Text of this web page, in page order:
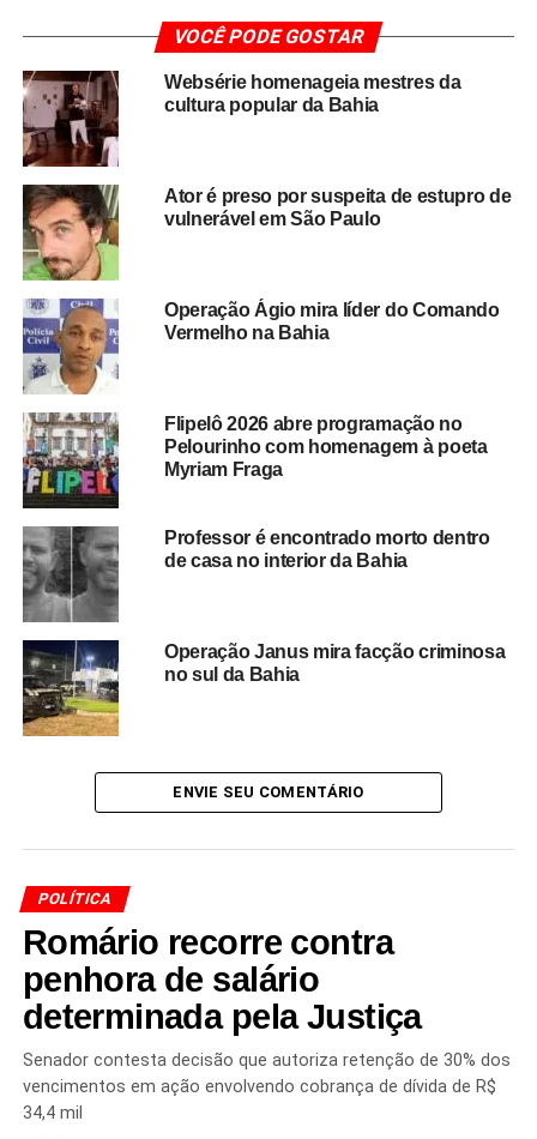
educação inclusiva na capital baiana e afeta famílias que
aguardavam a inauguração da unidade.
projetada para atender crianças com necessidades
específicas, ampliando a estrutura da rede municipal
de ensino voltada à inclusão.
A rescisão contratual também reacendeu o debate sobre
a execução de obras públicas e a gestão de
investimentos na área da educação. Para Augusto
Vasconcelos, é necessário garantir que os recursos
aplicados resultem na efetiva entrega dos equipamentos
públicos planejados para atender à população.
considerado estratégico para a educação inclusiva
em Salvador
, especialmente pelo foco no atendimento a
estudantes com Transtorno do Espectro Autista. A
relacionados ao futuro da obra e à destinação dos
investimentos já realizados.
TÓPICOS RELACIONADOS
EDUCAÇÃO INCLUSIVA
ESCOLA DO CURRALINHO
ESCOLA MUNICIPAL DO CURRALINHO
ESCOLA PARA AUTISTAS
INVESTIMENTO EM EDUCAÇÃO
OBRA CANCELADA
OBRAS PÚBLICAS
PREFEITURA DE SALVADOR
RECURSOS PÚBLICOS
TEA
TRANSTORNO DO ESPECTRO AUTISTA
Michelle Bolsonaro deixa comando do PL Mulher
VOCÊ PODE GOSTAR
Websérie homenageia mestres da
cultura popular da Bahia
Ator é preso por suspeita de estupro de
vulnerável em São Paulo
Operação Ágio mira líder do Comando
Vermelho na Bahia
Flipelô 2026 abre programação no
Pelourinho com homenagem à poeta
Myriam Fraga
Professor é encontrado morto dentro
de casa no interior da Bahia
Operação Janus mira facção criminosa
no sul da Bahia
ENVIE SEU COMENTÁRIO
POLÍTICA
Romário recorre contra
penhora de salário
determinada pela Justiça
Senador contesta decisão que autoriza retenção de 30% dos
vencimentos em ação envolvendo cobrança de dívida de R$
34,4 mil